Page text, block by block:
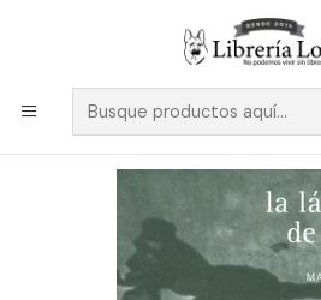
Despacho a todo Chile